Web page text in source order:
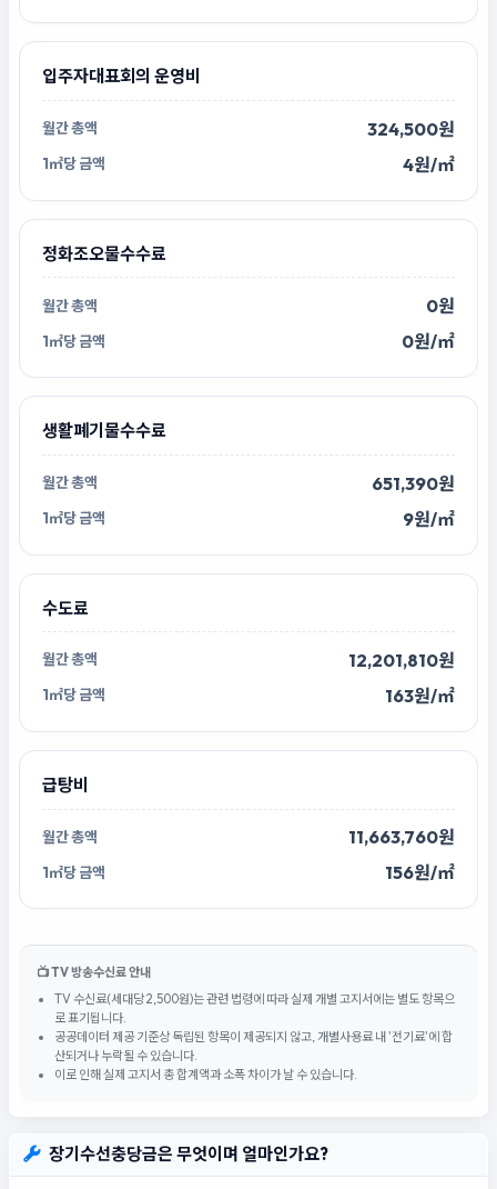
입주자대표회의 운영비
324,500원
4원/㎡
정화조오물수수료
0원
0원/㎡
생활폐기물수수료
651,390원
9원/㎡
수도료
12,201,810원
163원/㎡
급탕비
11,663,760원
156원/㎡
📺 TV 방송수신료 안내
TV 수신료(세대당 2,500원)는 관련 법령에 따라 실제 개별 고지서에는 별도 항목으
로 표기됩니다.
공공데이터 제공 기준상 독립된 항목이 제공되지 않고, 개별사용료 내 '전기료'에 합
산되거나 누락될 수 있습니다.
이로 인해 실제 고지서 총 합계액과 소폭 차이가 날 수 있습니다.
장기수선충당금은 무엇이며 얼마인가요?